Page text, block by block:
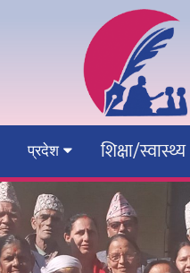
प्रदेश शिक्षा/स्वास्थ्य